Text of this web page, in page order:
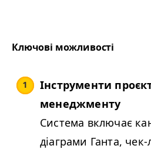
Ключові можливості
Інструменти
менеджменту
Система включає
діаграми Ганта,